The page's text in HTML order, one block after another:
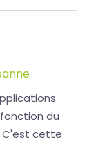
du
C'est cette